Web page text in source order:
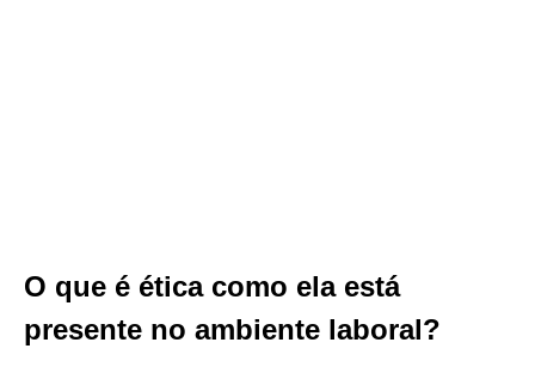
O que é ética como ela está
presente no ambiente laboral?